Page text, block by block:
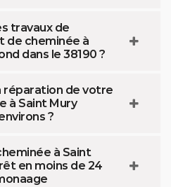
travaux de
de cheminée à
dans le 38190 ?
réparation de votre
à Saint Mury
?
à Saint
en moins de 24